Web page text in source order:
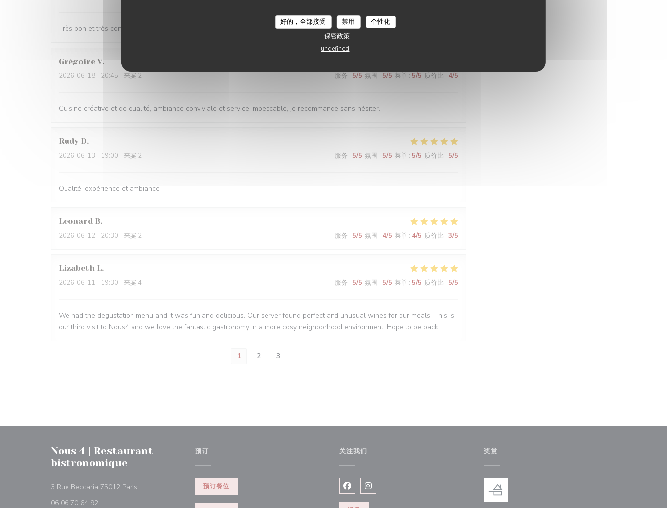
好的，全部接受 禁用
个性化
保密政策
undefined
Très bon et très convivial
Grégoire V
2026-06-18 - 20:45 - 来宾 2 服务 : 5/5 氛围 : 5/5 菜单 : 5/5 质价比 : 4/5
Cuisine créative et de qualité, ambiance conviviale et service impeccable, je recommande sans hésiter.
Rudy D
2026-06-13 - 19:00 - 来宾 2 服务 : 5/5 氛围 : 5/5 菜单 : 5/5 质价比 : 5/5
Qualité, expérience et ambiance
Leonard B
2026-06-12 - 20:30 - 来宾 2 服务 : 5/5 氛围 : 4/5 菜单 : 4/5 质价比 : 3/5
Lizabeth L
2026-06-11 - 19:30 - 来宾 4 服务 : 5/5 氛围 : 5/5 菜单 : 5/5 质价比 : 5/5
We had the degustation menu and it was fun and delicious. Our server found perfect and unusual wines for our meals. This is
our third visit to Nous4 and we love the fantastic gastronomy in a more cosy neighborhood environment. Hope to be back!
1 2 3
Nous 4 | Restaurant
bistronomique
3 Rue Beccaria 75012 Paris
06 06 70 64 92
预订
预订餐位
关注我们
Facebook ((在新窗口中打开))
Instagram ((在新窗口中打开))
奖赏